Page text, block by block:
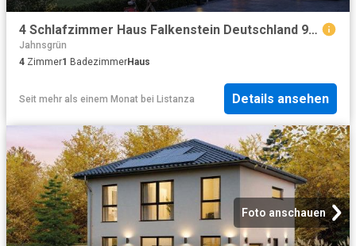
4 Schlafzimmer Haus Falkenstein Deutschland 98793676
Jahnsgrün
4 Zimmer1 BadezimmerHaus
Seit mehr als einem Monat bei Listanza Details ansehen
Foto anschauen